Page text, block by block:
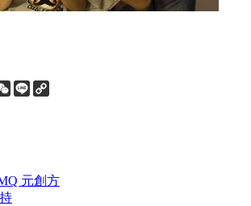
WeChat
Line
元創方